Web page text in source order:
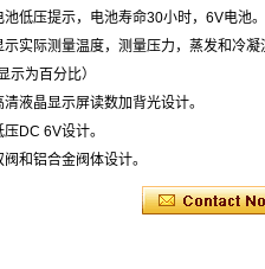
池低压提示，电池寿命30小时，6V电池。
示实际测量温度，测量压力，蒸发和冷
显示为百分比）
清液晶显示屏读数加背光设计。
压DC 6V设计。
阀和铝合金阀体设计。